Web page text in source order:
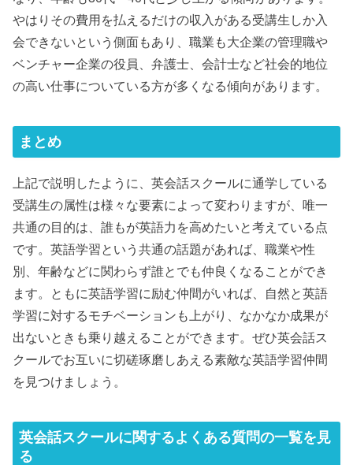
やはりその費用を払えるだけの収入がある受講生しか入
会できないという側面もあり、職業も大企業の管理職や
ベンチャー企業の役員、弁護士、会計士など社会的地位
の高い仕事についている方が多くなる傾向があります。
まとめ
上記で説明したように、英会話スクールに通学している
受講生の属性は様々な要素によって変わりますが、唯一
共通の目的は、誰もが英語力を高めたいと考えている点
です。英語学習という共通の話題があれば、職業や性
別、年齢などに関わらず誰とでも仲良くなることができ
ます。ともに英語学習に励む仲間がいれば、自然と英語
学習に対するモチベーションも上がり、なかなか成果が
出ないときも乗り越えることができます。ぜひ英会話ス
クールでお互いに切磋琢磨しあえる素敵な英語学習仲間
を見つけましょう。
英会話スクールに関するよくある質問の一覧を見
る